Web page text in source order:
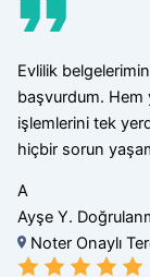
Evlilik
başvurdum.
işlemlerini tek
hiçbir sorun
A
Ayşe Y.
Noter Onaylı